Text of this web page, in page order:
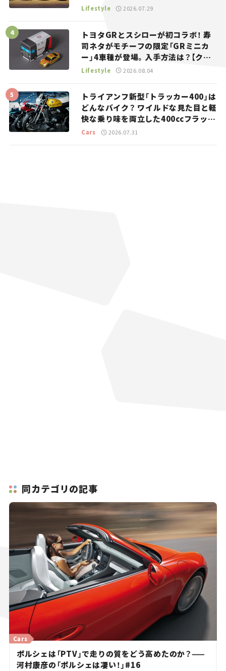
る“JDM”に焦点【クルマとホビー】
Lifestyle 2026.07.29
トヨタGRとスシローが初コラボ！ 寿
司ネタがモチーフの限定「GRミニカ
ー」4車種が登場。入手方法は？【クル
マとホビー】
Lifestyle 2026.08.04
トライアンフ新型「トラッカー400」は
どんなバイク？ ワイルドな見た目と軽
快な乗り味を両立した400ccフラット
トラッカー【試乗レビュー】
Cars 2026.07.31
同カテゴリの記事
ポルシェは「PTV」で走りの質をどう高めたのか？——
河村康彦の「ポルシェは凄い！」#16
Cars